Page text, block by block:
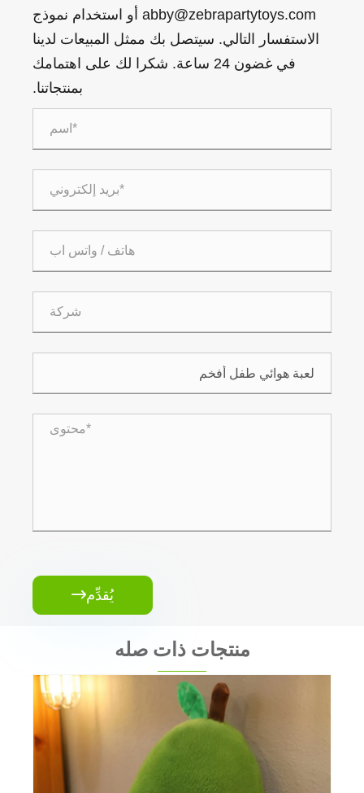
abby@zebrapartytoys.com أو استخدام نموذج
الاستفسار التالي. سيتصل بك ممثل المبيعات لدينا
في غضون 24 ساعة. شكرا لك على اهتمامك
بمنتجاتنا.
يُقدِّم
منتجات ذات صله